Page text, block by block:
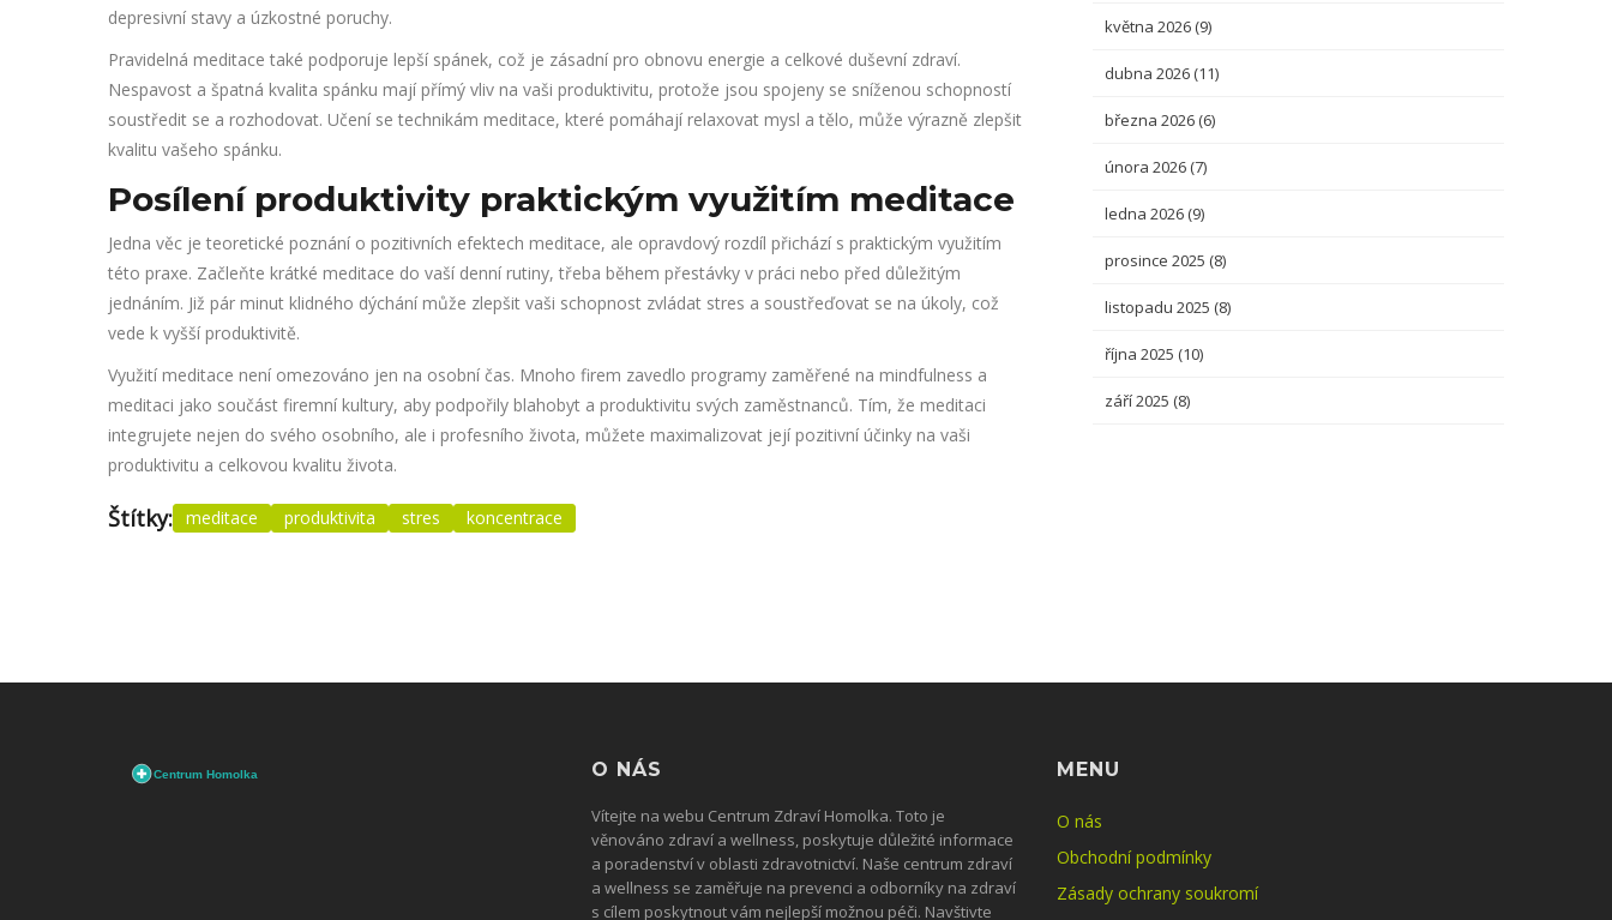
depresivní stavy a úzkostné poruchy.
Pravidelná meditace také podporuje lepší spánek, což je zásadní pro obnovu energie a celkové duševní zdraví.
Nespavost a špatná kvalita spánku mají přímý vliv na vaši produktivitu, protože jsou spojeny se sníženou schopností
soustředit se a rozhodovat. Učení se technikám meditace, které pomáhají relaxovat mysl a tělo, může výrazně zlepšit
kvalitu vašeho spánku.
Posílení produktivity praktickým využitím meditace
Jedna věc je teoretické poznání o pozitivních efektech meditace, ale opravdový rozdíl přichází s praktickým využitím
této praxe. Začleňte krátké meditace do vaší denní rutiny, třeba během přestávky v práci nebo před důležitým
jednáním. Již pár minut klidného dýchání může zlepšit vaši schopnost zvládat stres a soustřeďovat se na úkoly, což
vede k vyšší produktivitě.
Využití meditace není omezováno jen na osobní čas. Mnoho firem zavedlo programy zaměřené na mindfulness a
meditaci jako součást firemní kultury, aby podpořily blahobyt a produktivitu svých zaměstnanců. Tím, že meditaci
integrujete nejen do svého osobního, ale i profesního života, můžete maximalizovat její pozitivní účinky na vaši
produktivitu a celkovou kvalitu života.
Štítky: meditace produktivita stres koncentrace
května 2026 (9)
dubna 2026 (11)
března 2026 (6)
února 2026 (7)
ledna 2026 (9)
prosince 2025 (8)
listopadu 2025 (8)
října 2025 (10)
září 2025 (8)
O NÁS
Vítejte na webu Centrum Zdraví Homolka. Toto je
věnováno zdraví a wellness, poskytuje důležité informace
a poradenství v oblasti zdravotnictví. Naše centrum zdraví
a wellness se zaměřuje na prevenci a odborníky na zdraví
s cílem poskytnout vám nejlepší možnou péči. Navštivte
MENU
O nás
Obchodní podmínky
Zásady ochrany soukromí